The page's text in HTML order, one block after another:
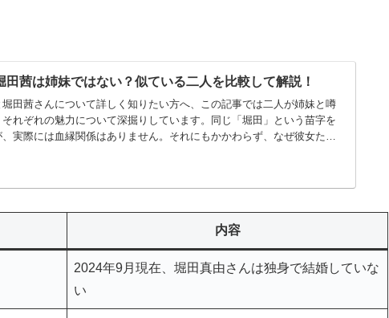
田茜は姉妹ではない？似ている二人を比較して解説！
田茜さんについて詳しく知りたい方へ、この記事では二人が姉妹と噂
れぞれの魅力について深掘りしています。同じ「堀田」という苗字を
実際には血縁関係はありません。それにもかかわらず、なぜ彼女たち
内容
2024年9月現在、堀田真由さんは独身で結婚していな
い